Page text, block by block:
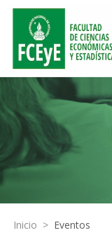
Inicio > Eventos